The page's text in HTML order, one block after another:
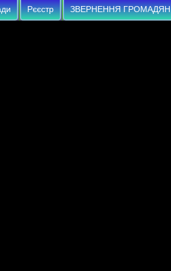
Рєєстр ЗВЕРНЕННЯ ГРОМАДЯН